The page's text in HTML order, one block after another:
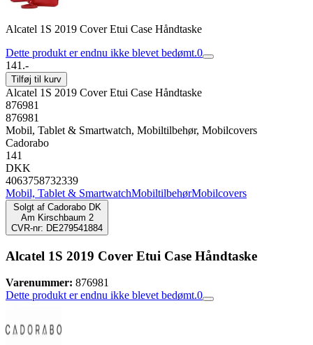
Alcatel 1S 2019 Cover Etui Case Håndtaske
Dette produkt er endnu ikke blevet bedømt.0
141.-
Tilføj til kurv
Alcatel 1S 2019 Cover Etui Case Håndtaske
876981
876981
Mobil, Tablet & Smartwatch, Mobiltilbehør, Mobilcovers
Cadorabo
141
DKK
4063758732339
Mobil, Tablet & SmartwatchMobiltilbehørMobilcovers
Solgt af Cadorabo DK
Am Kirschbaum 2
CVR-nr: DE279541884
Alcatel 1S 2019 Cover Etui Case Håndtaske
Varenummer: 876981
Dette produkt er endnu ikke blevet bedømt.0